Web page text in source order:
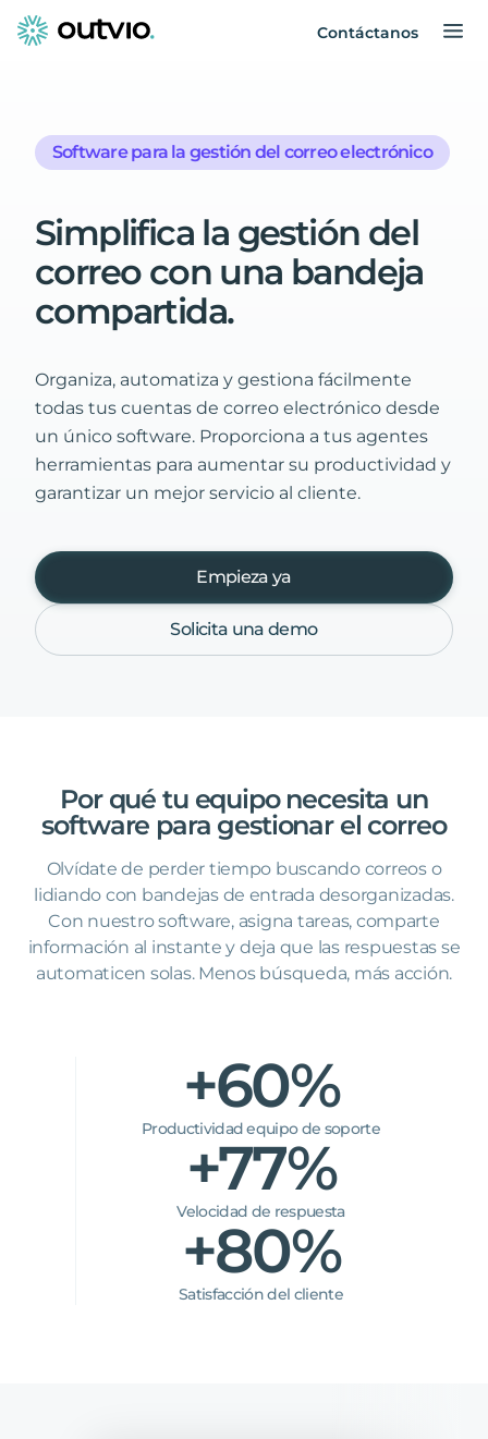
Contáctanos
Software para la gestión del correo electrónico
Simplifica la gestión del
correo con una bandeja
compartida.
Organiza, automatiza y gestiona fácilmente
todas tus cuentas de correo electrónico desde
un único software. Proporciona a tus agentes
herramientas para aumentar su productividad y
garantizar un mejor servicio al cliente.
Empieza ya
Solicita una demo
Por qué tu equipo necesita un
software para gestionar el correo
Olvídate de perder tiempo buscando correos o
lidiando con bandejas de entrada desorganizadas.
Con nuestro software, asigna tareas, comparte
información al instante y deja que las respuestas se
automaticen solas. Menos búsqueda, más acción.
+60%
Productividad equipo de soporte
+77%
Velocidad de respuesta
+80%
Satisfacción del cliente